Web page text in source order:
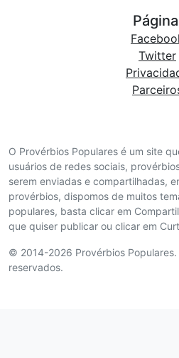
O Provérbios Populares é um site
usuários de redes sociais,
serem enviadas e compartilhadas,
provérbios, dispomos de muitos
populares, basta clicar em
que quiser publicar ou clicar em
© 2014-2026 Provérbios
reservados.
Twitter